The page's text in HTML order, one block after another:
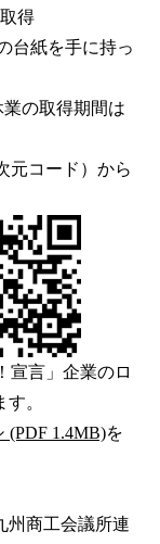
得
紙を手に持っ
取得期間は
コード）から
言」企業のロ
。
(PDF 1.4MB)を
商工会議所連